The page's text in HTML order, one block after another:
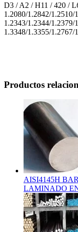
D3 / A2 / H11 / 420 /
1.2080/1.2842/1.2510/
1.2343/1.2344/1.2379/
1.3348/1.3355/1.2767/
Productos
AISI4145H
LAMINADO